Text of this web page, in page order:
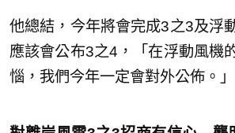
他總結，今年將會完成3之3及浮
應該會公布3之4，「在浮動風機
惱，我們今年一定會對外公佈。」